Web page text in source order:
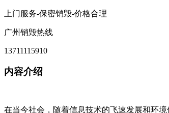
上门服务-保密销毁-价格合理
广州销毁热线
13711115910
内容介绍
在当今社会，随着信息技术的飞速发展和环